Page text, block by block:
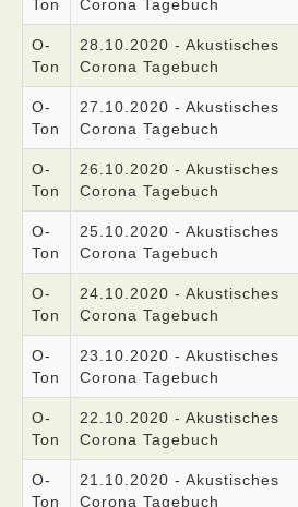
Ton
Corona Tagebuch
O-
Ton
28.10.2020 - Akustisches
Corona Tagebuch
O-
Ton
27.10.2020 - Akustisches
Corona Tagebuch
O-
Ton
26.10.2020 - Akustisches
Corona Tagebuch
O-
Ton
25.10.2020 - Akustisches
Corona Tagebuch
O-
Ton
24.10.2020 - Akustisches
Corona Tagebuch
O-
Ton
23.10.2020 - Akustisches
Corona Tagebuch
O-
Ton
22.10.2020 - Akustisches
Corona Tagebuch
O-
Ton
21.10.2020 - Akustisches
Corona Tagebuch